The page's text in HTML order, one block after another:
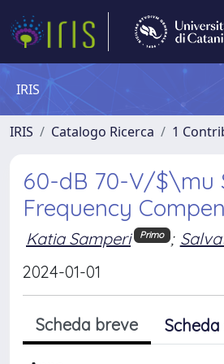
IRIS
IRIS Catalogo Ricerca 1
60-dB 70-V/$\mu
Frequency
Katia Samperi Primo ;
2024-01-01
Scheda breve